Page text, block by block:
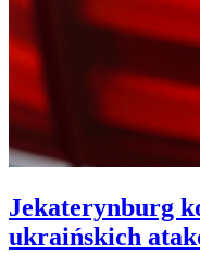
Jekaterynburg
ukraińskich